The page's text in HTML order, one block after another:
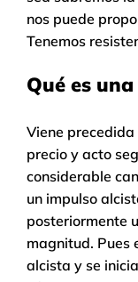
nos puede
Tenemos
Qué es
Viene
precio y acto
considerable
un impulso
posteriormente
magnitud. Pues
alcista y se